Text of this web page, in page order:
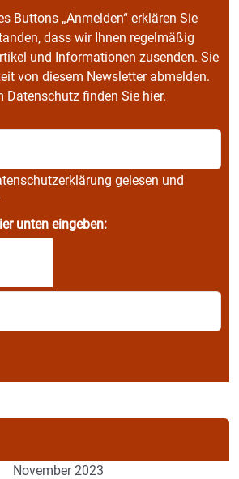
Buttons „Anmelden“ erklären Sie
dass wir Ihnen regelmäßig
und Informationen zusenden. Sie
von diesem Newsletter abmelden.
Datenschutz finden Sie hier.
gelesen und
unten eingeben:
November 2023